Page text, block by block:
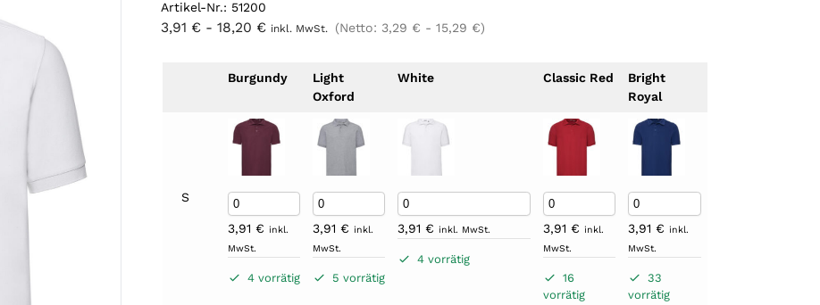
Artikel-Nr.: 51200
3,91 € -18,20 € inkl. MwSt. (Netto: 3,29 € -15,29 €)
Burgundy
Light
Oxford
White Classic Red
Bright
Royal
S
3,91€ inkl.
MwSt.
4 vorrätig
3,91€ inkl.
MwSt.
5 vorrätig
3,91€ inkl. MwSt.
4 vorrätig
3,91€ inkl.
MwSt.
16
vorrätig
3,91€ inkl.
MwSt.
33
vorrätig